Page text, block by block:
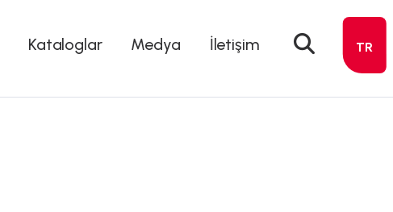
Kataloglar Medya İletişim TR